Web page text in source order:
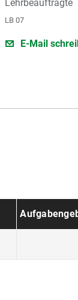
Lehrbeauftragte
LB 07
E-Mail